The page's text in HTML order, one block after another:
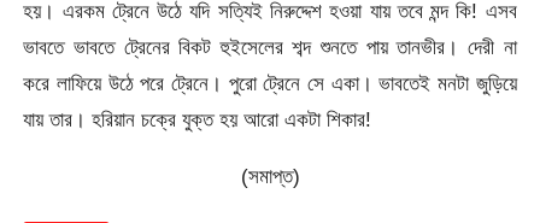
হয়। এরকম ট্রেনে উঠে যদি সত্যিই নিরুদ্দেশ হওয়া যায় তবে মন্দ কি! এসব
ভাবতে ভাবতে ট্রেনের বিকট হুইসেলের শব্দ শুনতে পায় তানভীর। দেরী না
করে লাফিয়ে উঠে পরে ট্রেনে। পুরো ট্রেনে সে একা। ভাবতেই মনটা জুড়িয়ে
যায় তার। হরিয়ান চক্রে যুক্ত হয় আরো একটা শিকার!
(সমাপ্ত)